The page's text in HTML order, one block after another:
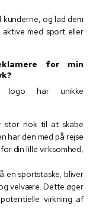
kunderne, og lad dem
med sport eller
for min
logo har unikke
stor nok til at skabe
har den med på rejse
din lille virksomhed,
en sportstaske, bliver
velvære. Dette øger
virkning af